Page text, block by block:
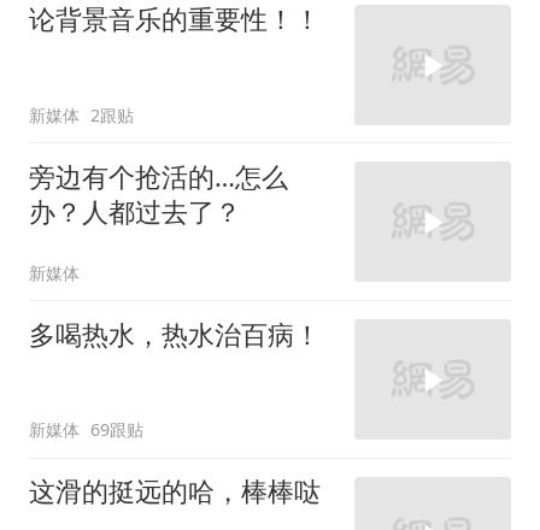
论背景音乐的重要性！！
新媒体 2跟贴
旁边有个抢活的…怎么
办？人都过去了？
新媒体
多喝热水，热水治百病！
新媒体 69跟贴
这滑的挺远的哈，棒棒哒